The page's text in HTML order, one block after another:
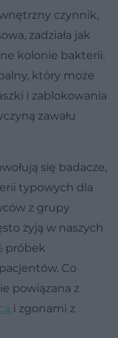
czynnik,
zadziała jak
kolonie bakterii.
który może
i zablokowania
zawału
się badacze,
typowych dla
z grupy
żyją w naszych
próbek
Co
powiązana z
i zgonami z